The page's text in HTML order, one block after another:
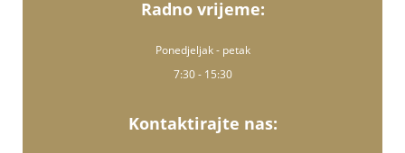
Radno vrijeme:
Ponedjeljak - petak
7:30 - 15:30
Kontaktirajte nas: